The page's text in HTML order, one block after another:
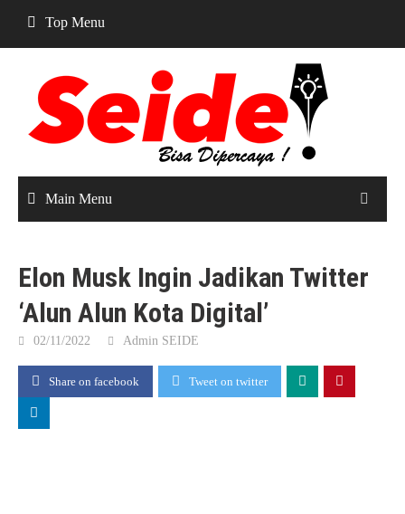
content
Top Menu
Main Menu
Elon Musk Ingin Jadikan Twitter
‘Alun Alun Kota Digital’
02/11/2022 Admin SEIDE
Share on facebook Tweet on twitter